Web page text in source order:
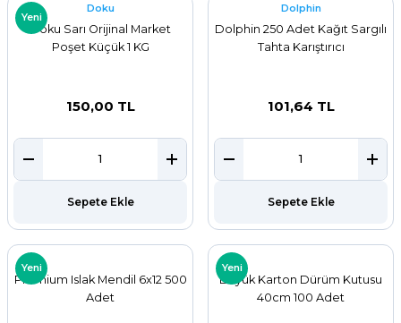
Yeni
Doku
Doku Sarı Orijinal Market
Poşet Küçük 1 KG
150,00 TL
Sepete Ekle
Dolphin
Dolphin 250 Adet Kağıt Sargılı
Tahta Karıştırıcı
101,64 TL
Sepete Ekle
Yeni
Premium Islak Mendil 6x12 500
Adet
Yeni
Büyük Karton Dürüm Kutusu
40cm 100 Adet